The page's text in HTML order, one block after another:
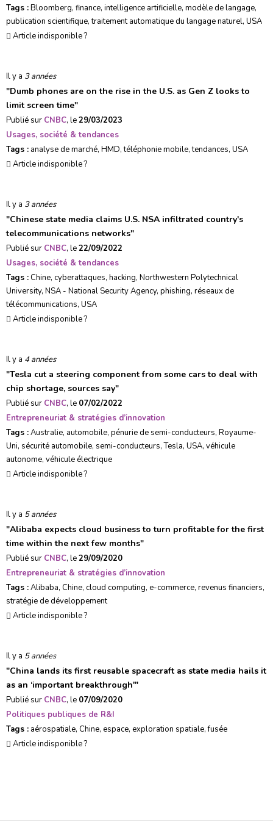
Tags :Bloomberg, finance, intelligence artificielle, modèle de langage,
publication scientifique,traitement automatique du langage naturel, USA
Article indisponible ?
Il y a 3 années
"Dumb phones are on the rise in the U.S. as Gen Z looks to
limit screen time"
Publié sur CNBC, le29/03/2023
Usages, société & tendances
Tags : analyse de marché, HMD,téléphonie mobile,tendances, USA
Article indisponible ?
Il y a 3 années
"Chinese state media claims U.S. NSA infiltrated country's
telecommunications networks"
Publié sur CNBC, le22/09/2022
Usages, société & tendances
Tags :Chine, cyberattaques, hacking, Northwestern Polytechnical
University, NSA - National Security Agency, phishing, réseaux de
télécommunications, USA
Article indisponible ?
Il y a 4 années
"Tesla cut a steering component from some cars to deal with
chip shortage, sources say"
Publié sur CNBC, le 07/02/2022
Entrepreneuriat & stratégies d’innovation
Tags :Australie, automobile, pénurie de semi-conducteurs, Royaume-
Uni, sécurité automobile, semi-conducteurs,Tesla, USA, véhicule
autonome, véhicule électrique
Article indisponible ?
Il y a 5 années
"Alibaba expects cloud business to turn profitable for the first
time within the next few months"
Publié sur CNBC, le29/09/2020
Entrepreneuriat & stratégies d’innovation
Tags :Alibaba, Chine, cloud computing, e-commerce, revenus financiers,
stratégie de développement
Article indisponible ?
Il y a 5 années
"China lands its first reusable spacecraft as state media hails it
as an ‘important breakthrough'"
Publié sur CNBC, le 07/09/2020
Politiques publiques de R&I
Tags : aérospatiale, Chine, espace, exploration spatiale,fusée
Article indisponible ?